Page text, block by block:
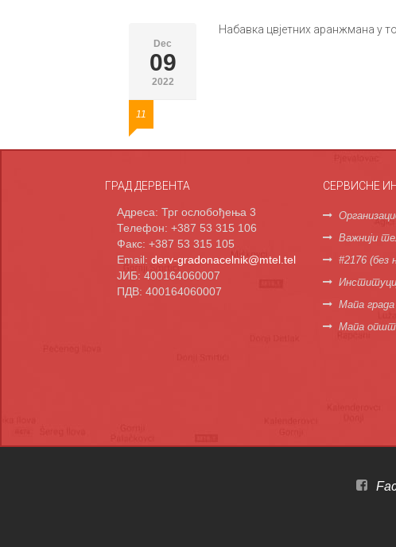
Dec
09
2022
11
Набавка цвјетних аранжмана у
ГРАД ДЕРВЕНТА
Адреса: Трг ослобођења 3
Телефон: +387 53 315 106
Факс: +387 53 315 105
Email: derv-gradonacelnik@mtel.tel
ЈИБ: 400164060007
ПДВ: 400164060007
СЕРВИСНЕ
Важнији
#2176 (без
Мапа града
Мапа